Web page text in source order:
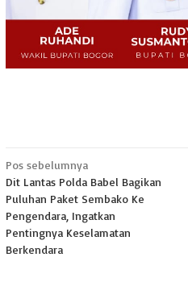
Navigasi
pos
Pos sebelumnya
Dit Lantas Polda Babel Bagikan
Puluhan Paket Sembako Ke
Pengendara, Ingatkan
Pentingnya Keselamatan
Berkendara